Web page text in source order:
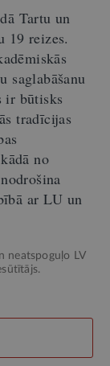
Tartu un
19 reizes.
saglabāšanu
ir būtisks
tradīcijas
no
ar LU un
neatspoguļo LV